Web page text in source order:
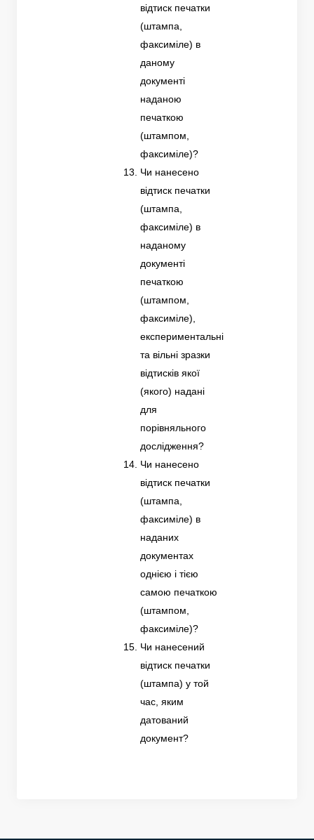
відтиск печатки
(штампа,
факсиміле) в
даному
документі
наданою
печаткою
(штампом,
факсиміле)?
Чи нанесено
відтиск печатки
(штампа,
факсиміле) в
наданому
документі
печаткою
(штампом,
факсиміле),
експериментальні
та вільні зразки
відтисків якої
(якого) надані
для
порівняльного
дослідження?
Чи нанесено
відтиск печатки
(штампа,
факсиміле) в
наданих
документах
однією і тією
самою печаткою
(штампом,
факсиміле)?
Чи нанесений
відтиск печатки
(штампа) у той
час, яким
датований
документ?